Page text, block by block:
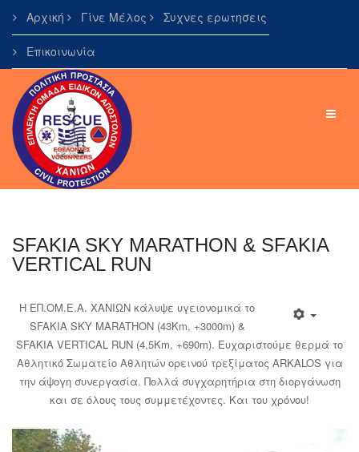
Αρχική Γίνε Μέλος Συχνες ερωτησεις
Επικοινωνία
SFAKIA SKY MARATHON & SFAKIA
VERTICAL RUN
Η ΕΠ.ΟΜ.Ε.Α. ΧΑΝΙΩΝ κάλυψε υγειονομικά το
SFAKIA SKY MARATHON (43Km, +3000m) &
SFAKIA VERTICAL RUN (4,5Km, +690m). Ευχαριστούμε θερμά το
Αθλητικό Σωματείο Αθλητών ορεινού τρεξίματος ARKALOS για
την άψογη συνεργασία. Πολλά συγχαρητήρια στη διοργάνωση
και σε όλους τους συμμετέχοντες. Και του χρόνου!